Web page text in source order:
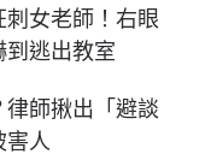
刺女老師！右眼
逃出教室
師揪出「避談
害人